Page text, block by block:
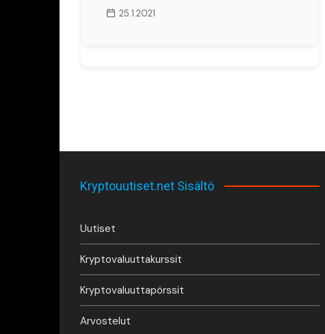
25.1.2021
Kryptouutiset.net Sisältö
Uutiset
Kryptovaluuttakurssit
Kryptovaluuttapörssit
Arvostelut